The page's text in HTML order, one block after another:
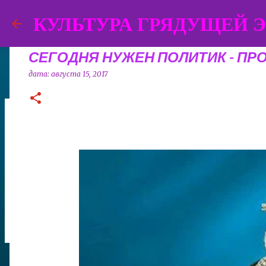
КУЛЬТУРА ГРЯДУЩЕЙ
СЕГОДНЯ НУЖЕН ПОЛИТИК -
дата: августа 15, 2017